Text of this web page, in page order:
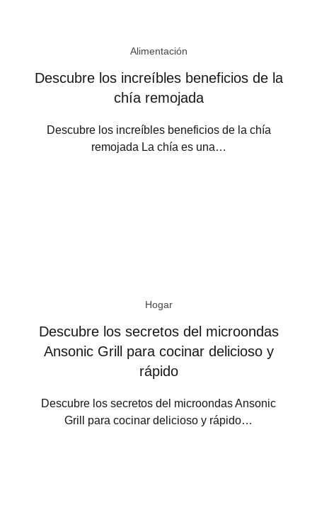
Alimentación
Descubre los increíbles beneficios de la
chía remojada
Descubre los increíbles beneficios de la chía
remojada La chía es una…
Hogar
Descubre los secretos del microondas
Ansonic Grill para cocinar delicioso y
rápido
Descubre los secretos del microondas Ansonic
Grill para cocinar delicioso y rápido…